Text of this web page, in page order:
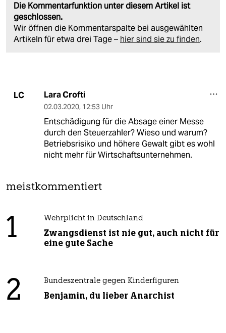
Die Kommentarfunktion unter diesem Artikel ist
geschlossen.
Wir öffnen die Kommentarspalte bei ausgewählten
Artikeln für etwa drei Tage – hier sind sie zu finden.
LC Lara Crofti
02.03.2020, 12:53 Uhr
Entschädigung für die Absage einer Messe
durch den Steuerzahler? Wieso und warum?
Betriebsrisiko und höhere Gewalt gibt es wohl
nicht mehr für Wirtschaftsunternehmen.
meistkommentiert
1 Wehrplicht in Deutschland
Zwangsdienst ist nie gut, auch nicht für
eine gute Sache
2 Bundeszentrale gegen Kinderfiguren
Benjamin, du lieber Anarchist